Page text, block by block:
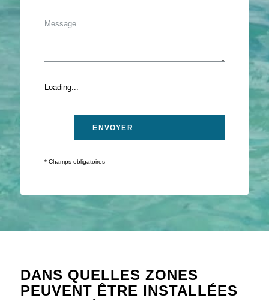
Loading...
* Champs obligatoires
DANS QUELLES ZONES
PEUVENT ÊTRE INSTALLÉES